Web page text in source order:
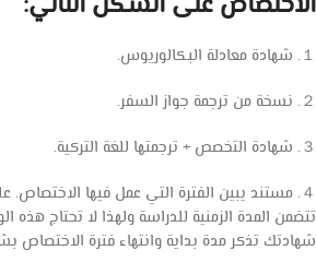
１. شهادة معادلة البكالوريوس.
２. نسخة من ترجمة جواز السفر.
３. شهادة التخصص + ترجمتها للغة التركية.
４. مستند يبين الفترة التي عمل فيها
تتضمن المدة الزمنية للدراسة ولهذا لا تحتاج
شهادتك تذكر مدة بداية وانتهاء فترة الاختصاص